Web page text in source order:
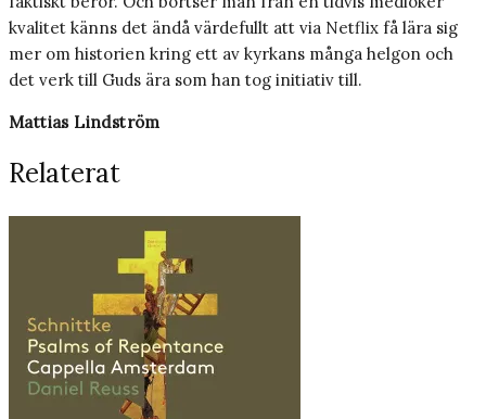
kvalitet känns det ändå värdefullt att via Netflix få lära sig
mer om historien kring ett av kyrkans många helgon och
det verk till Guds ära som han tog initiativ till.
Mattias Lindström
Relaterat